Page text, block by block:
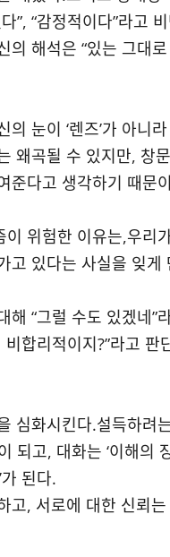
”, “감정적이다”라고
의 해석은 “있는 그대로
눈이 ‘렌즈’가 아니라
왜곡될 수 있지만, 창
준다고 생각하기 때문
이 위험한 이유는,우리
고 있다는 사실을 잊게
해 “그럴 수도 있겠네”
비합리적이지?”라고 판
심화시킨다.설득하려
되고, 대화는 ‘이해의
가 된다.
고, 서로에 대한 신뢰